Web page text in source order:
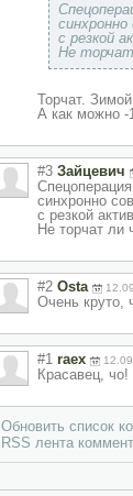
с резкой
Не торчат
Торчат.
А как можно -
#3 Зайцевич
синхронно
с резкой
Не торчат ли
#2 Osta
Очень круто,
#1 raex
Красавец, чо!
Обновить список
RSS лента